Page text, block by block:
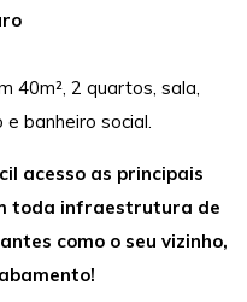
40m², 2 quartos, sala,
banheiro social.
acesso as principais
toda infraestrutura de
como o seu vizinho,